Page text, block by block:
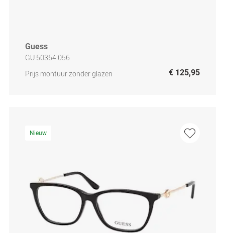
Guess
GU 50354 056
Prijs montuur zonder glazen
€ 125,95
Nieuw